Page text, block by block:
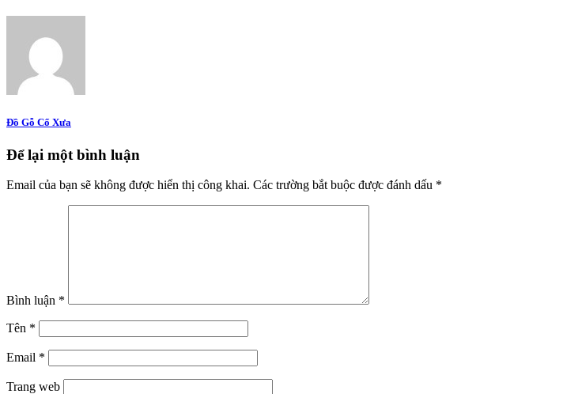
Đồ Gỗ Cổ Xưa
Để lại một bình luận
Email của bạn sẽ không được hiển thị công khai. Các trường bắt buộc được đánh dấu *
Bình luận *
Tên *
Email *
Trang web